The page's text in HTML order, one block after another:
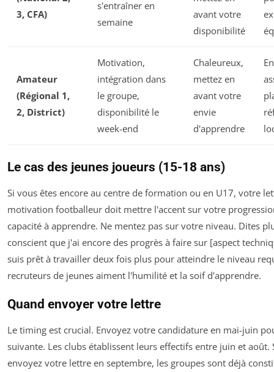
3, CFA)
s'entraîner en
semaine
avant votre
disponibilité
Amateur
(Régional 1,
2, District)
Motivation,
intégration dans
le groupe,
disponibilité le
week-end
Chaleureux,
mettez en
avant votre
envie
d'apprendre
Le cas des jeunes joueurs (15-18 ans)
Si vous êtes encore au centre de formation ou en U17, votre
motivation footballeur doit mettre l'accent sur votre
capacité à apprendre. Ne mentez pas sur votre niveau. Dites
conscient que j'ai encore des progrès à faire sur [aspect
suis prêt à travailler deux fois plus pour atteindre le niveau
recruteurs de jeunes aiment l'humilité et la soif d'apprendre.
Quand envoyer votre lettre
Le timing est crucial. Envoyez votre candidature en mai-juin
suivante. Les clubs établissent leurs effectifs entre juin et août.
envoyez votre lettre en septembre, les groupes sont déjà